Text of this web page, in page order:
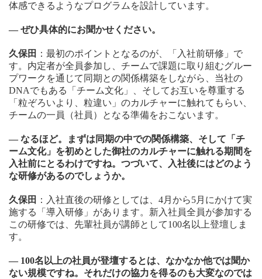
体感できるようなプログラムを設計しています。
― ぜひ具体的にお聞かせください。
久保田 ：最初のポイントとなるのが、「入社前研修」で
す。内定者が全員参加し、チームで課題に取り組むグルー
プワークを通じて同期との関係構築をしながら、当社の
DNAでもある「チーム文化」、そしてお互いを尊重する
「粒ぞろいより、粒違い」のカルチャーに触れてもらい、
チームの一員（社員）となる準備をおこないます。
― なるほど。まずは同期の中での関係構築、そして「チ
ーム文化」を初めとした御社のカルチャーに触れる期間を
入社前にとるわけですね。つづいて、入社後にはどのよう
な研修があるのでしょうか。
久保田 ：入社直後の研修としては、4月から5月にかけて実
施する「導入研修」があります。新入社員全員が参加する
この研修では、先輩社員が講師として100名以上登壇しま
す。
― 100名以上の社員が登壇するとは、なかなか他では聞か
ない規模ですね。それだけの協力を得るのも大変なのでは